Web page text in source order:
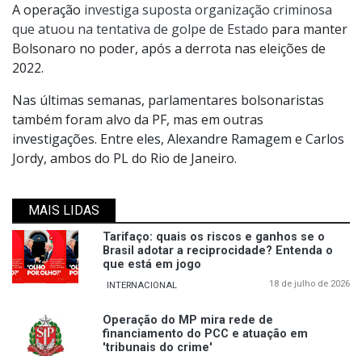
A operação investiga suposta organização criminosa
que atuou na tentativa de golpe de Estado para manter
Bolsonaro no poder, após a derrota nas eleições de
2022.
Nas últimas semanas, parlamentares bolsonaristas
também foram alvo da PF, mas em outras
investigações. Entre eles, Alexandre Ramagem e Carlos
Jordy, ambos do PL do Rio de Janeiro.
MAIS LIDAS
Tarifaço: quais os riscos e ganhos se o
Brasil adotar a reciprocidade? Entenda o
que está em jogo
INTERNACIONAL 18 de julho de 2026
Operação do MP mira rede de
financiamento do PCC e atuação em
'tribunais do crime'